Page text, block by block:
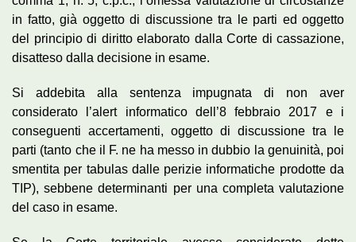
in fatto, già oggetto di discussione tra le parti ed oggetto
del principio di diritto elaborato dalla Corte di cassazione,
disatteso dalla decisione in esame.
Si addebita alla sentenza impugnata di non aver
considerato l’alert informatico dell’8 febbraio 2017 e i
conseguenti accertamenti, oggetto di discussione tra le
parti (tanto che il F. ne ha messo in dubbio la genuinità, poi
smentita per tabulas dalle perizie informatiche prodotte da
TIP), sebbene determinanti per una completa valutazione
del caso in esame.